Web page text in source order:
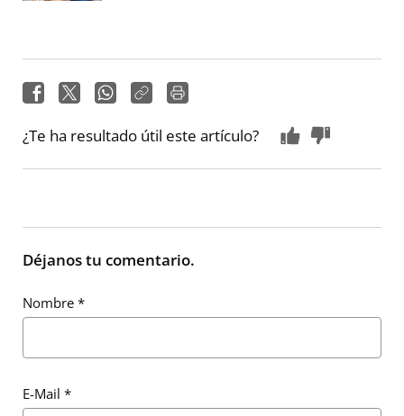
¿Te ha resultado útil este artículo?
Déjanos tu comentario.
Nombre *
E-Mail *